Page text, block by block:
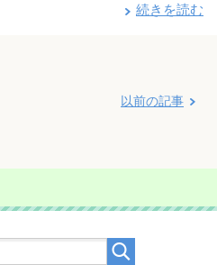
続きを読む
以前の記事